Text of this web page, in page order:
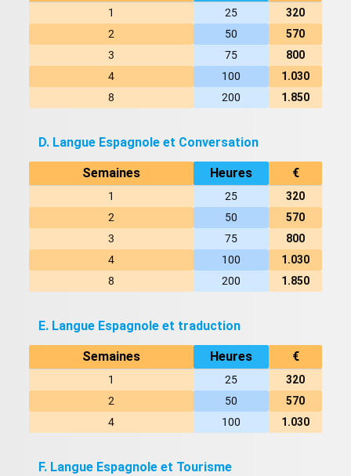
1 25
320
2
50
570
3
75
800
4
100
1.030
8
200 1.850
D. Langue Espagnole et Conversation
Semaines Heures €
1 25
320
2
50
570
3
75
800
4
100
1.030
8
200 1.850
E. Langue Espagnole et traduction
Semaines Heures €
1 25
320
2
50
570
4
100 1.030
F. Langue Espagnole et Tourisme